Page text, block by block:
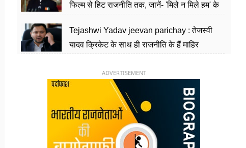
फिल्म से हिट राजनीति तक, जानें- 'मिले न मिले हम' के
Tejashwi Yadav jeevan parichay : तेजस्वी
यादव क्रिकेट के साथ ही राजनीति के हैं माहिर
ADVERTISEMENT